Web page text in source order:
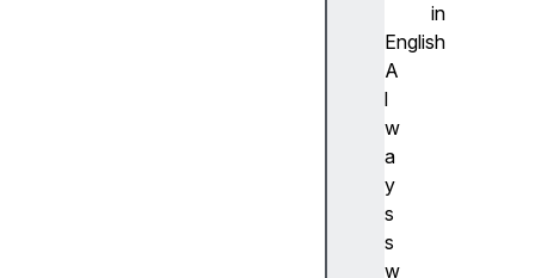
in
English
A
l
w
a
y
s
s
w